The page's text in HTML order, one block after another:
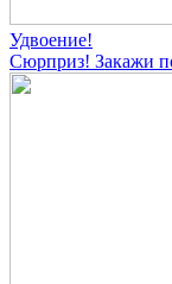
Удвоение!
Сюрприз! Закажи